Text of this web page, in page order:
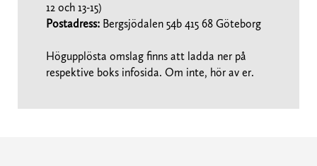
12 och 13-15)
Postadress: Bergsjödalen 54b 415 68 Göteborg
Högupplösta omslag finns att ladda ner på
respektive boks infosida. Om inte, hör av er.